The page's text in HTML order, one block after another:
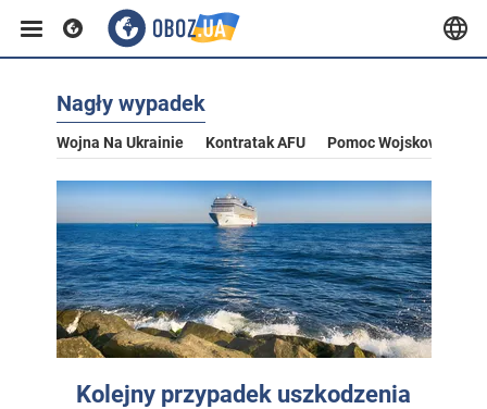
Nagły wypadek
Wojna Na Ukrainie Kontratak AFU Pomoc Wojskowa Dla
Kolejny przypadek uszkodzenia